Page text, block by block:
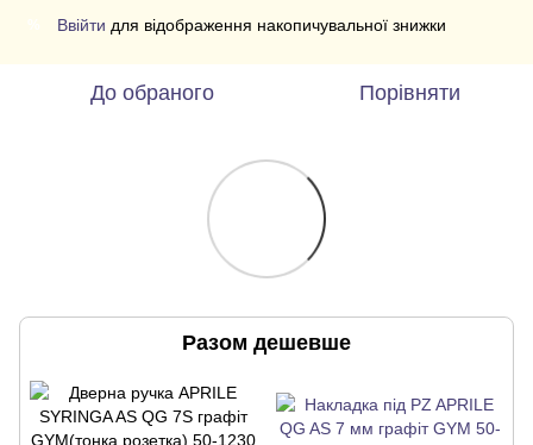
Ввійти для відображення накопичувальної знижки
До обраного Порівняти
Разом дешевше